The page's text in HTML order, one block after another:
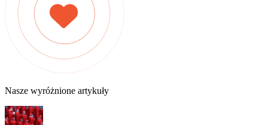
Nasze wyróżnione artykuły